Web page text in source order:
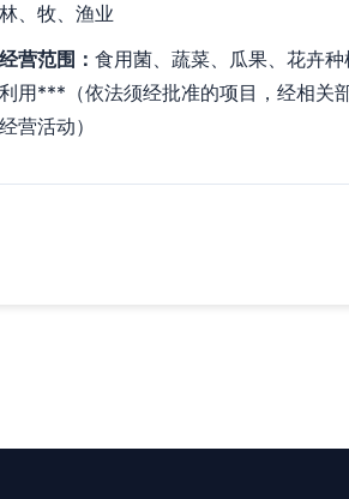
林、牧、渔业
经营范围： 食用菌、蔬菜、瓜果、花卉
利用***（依法须经批准的项目，经相关
经营活动）